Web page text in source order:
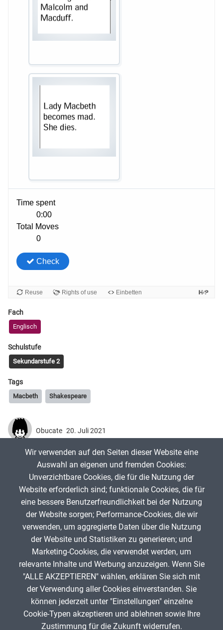
Fach
Englisch
Schulstufe
Sekundarstufe 2
Tags
Macbeth Shakespeare
Obucate 20. Juli 2021
Put the elements of the play into the correct order
App melden
Infos zum Urheberrecht
ANZEIGE
Wir verwenden auf den Seiten dieser Website eine
Auswahl an eigenen und fremden Cookies:
Unverzichtbare Cookies, die für die Nutzung der
Website erforderlich sind; funktionale Cookies, die für
eine bessere Benutzerfreundlichkeit bei der Nutzung
der Website sorgen; Performance-Cookies, die wir
verwenden, um aggregierte Daten über die Nutzung
der Website und Statistiken zu generieren; und
Marketing-Cookies, die verwendet werden, um
relevante Inhalte und Werbung anzuzeigen. Wenn Sie
"ALLE AKZEPTIEREN" wählen, erklären Sie sich mit
der Verwendung aller Cookies einverstanden. Sie
können jederzeit unter "Einstellungen" einzelne
Cookie-Typen akzeptieren und ablehnen sowie Ihre
Zustimmung für die Zukunft widerrufen.